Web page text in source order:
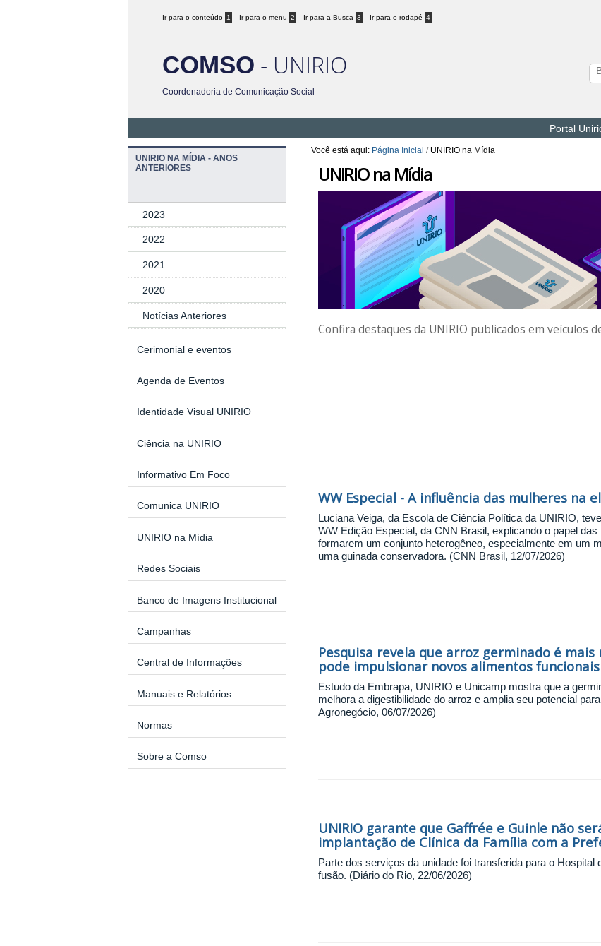
Ir para o conteúdo 1 Ir para o menu 2 Ir para a Busca 3 Ir para o rodapé 4
COMSO - UNIRIO
Coordenadoria de Comunicação Social
Portal
UNIRIO NA MÍDIA - ANOS
ANTERIORES
2023
2022
2021
2020
Notícias Anteriores
Cerimonial e eventos
Agenda de Eventos
Identidade Visual UNIRIO
Ciência na UNIRIO
Informativo Em Foco
Comunica UNIRIO
UNIRIO na Mídia
Redes Sociais
Banco de Imagens Institucional
Campanhas
Central de Informações
Manuais e Relatórios
Normas
Sobre a Comso
Você está aqui: Página Inicial / UNIRIO na Mídia
UNIRIO na Mídia
Confira destaques da UNIRIO publicados em veículos
WW Especial - A influência das mulheres na
Luciana Veiga, da Escola de Ciência Política da UNIRIO,
WW Edição Especial, da CNN Brasil, explicando o papel
formarem um conjunto heterogêneo, especialmente em um
uma guinada conservadora. (CNN Brasil, 12/07/2026)
Pesquisa revela que arroz germinado é
pode impulsionar novos alimentos funcionais
Estudo da Embrapa, UNIRIO e Unicamp mostra que a
melhora a digestibilidade do arroz e amplia seu potencial
Agronegócio, 06/07/2026)
UNIRIO garante que Gaffrée e Guinle não
implantação de Clínica da Família com a
Parte dos serviços da unidade foi transferida para o
fusão. (Diário do Rio, 22/06/2026)